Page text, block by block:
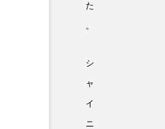
た
。
シ
ャ
イ
ニ